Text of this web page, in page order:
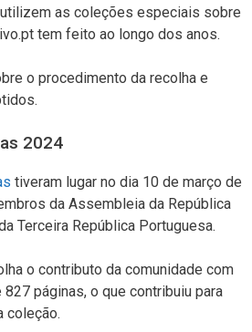
as coleções especiais sobre
tem feito ao longo dos anos.
o procedimento da recolha e
2024
tiveram lugar no dia 10 de março de
da Assembleia da República
Terceira República Portuguesa.
o contributo da comunidade com
páginas, o que contribuiu para
coleção.